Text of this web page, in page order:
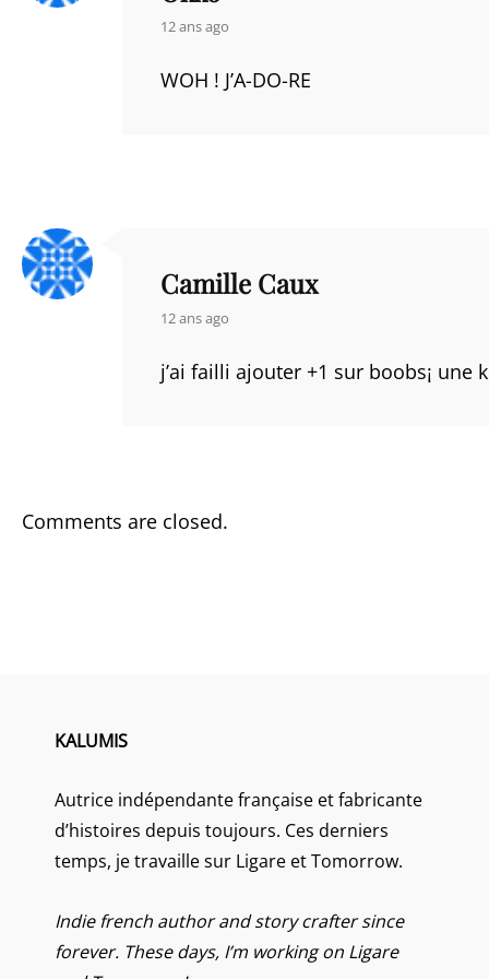
says:
12 ans ago
WOH ! J’A-DO-RE
Camille Caux
says:
12 ans ago
j’ai failli ajouter +1 sur boobs¡
Comments are closed.
KALUMIS
Autrice indépendante française et fabricante
d’histoires depuis toujours. Ces derniers
temps, je travaille sur Ligare et Tomorrow.
Indie french author and story crafter since
forever. These days, I’m working on Ligare